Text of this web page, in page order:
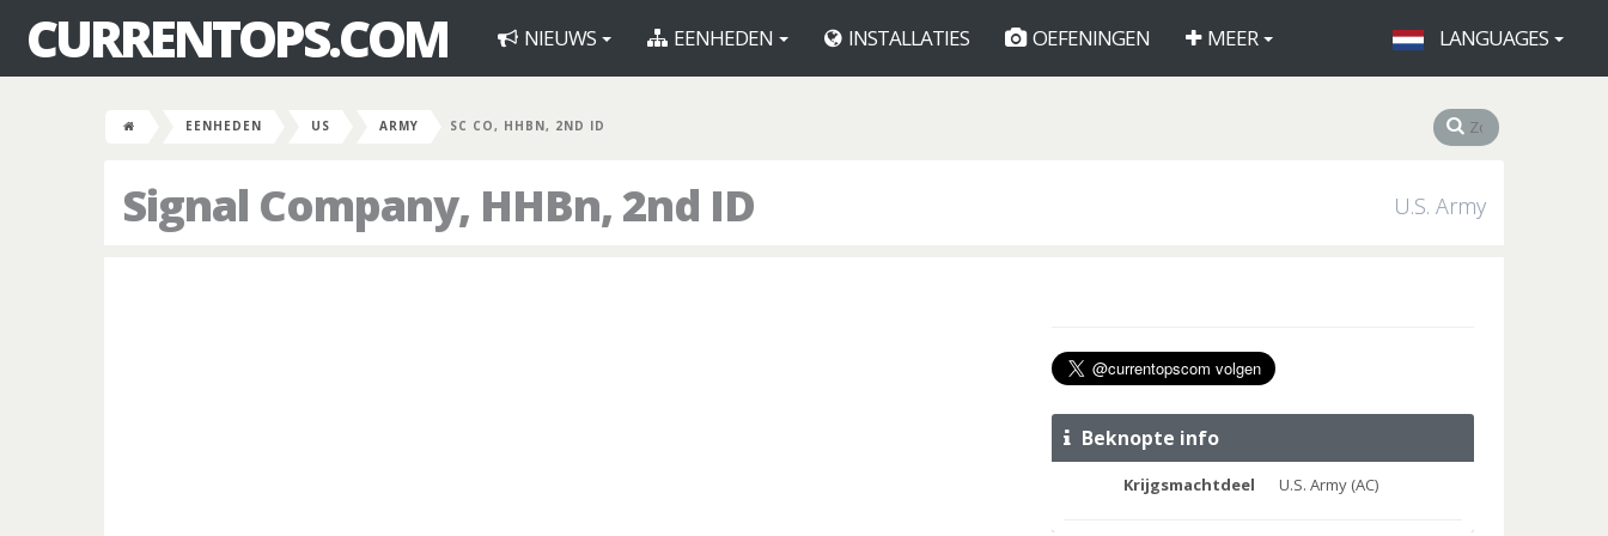
CURRENTOPS.COM NIEUWS EENHEDEN INSTALLATIES OEFENINGEN MEER LANGUAGES
EENHEDEN US ARMY SC CO, HHBN, 2ND ID
Signal Company, HHBn, 2nd ID U.S. Army
Beknopte info
Krijgsmachtdeel U.S. Army (AC)